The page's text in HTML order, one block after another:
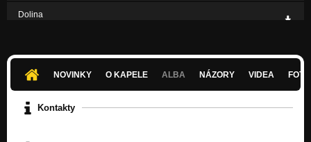
Dolina
NOVINKY
O KAPELE ALBA NÁZORY VIDEA
Kontakty